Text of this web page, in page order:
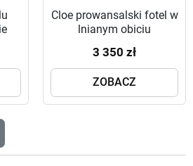
Cloe prowansalski fotel w
lnianym obiciu
3 350 zł
ZOBACZ